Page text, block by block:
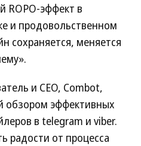
ROPO-эффект в
и продовольственном
сохраняется, меняется
и CEO, Combot,
обзором эффективных
в telegram и viber.
радости от процесса